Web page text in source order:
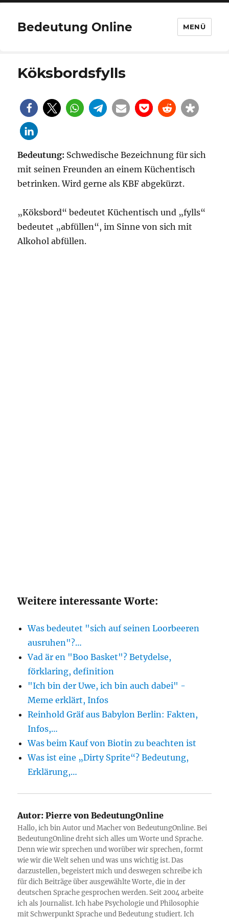
Bedeutung Online MENÜ
Köksbordsfylls
Bedeutung: Schwedische Bezeichnung für sich
mit seinen Freunden an einem Küchentisch
betrinken. Wird gerne als KBF abgekürzt.
„Köksbord“ bedeutet Küchentisch und „fylls“
bedeutet „abfüllen“, im Sinne von sich mit
Alkohol abfüllen.
Weitere interessante Worte:
Was bedeutet "sich auf seinen Loorbeeren
ausruhen"?…
Vad är en "Boo Basket"? Betydelse,
förklaring, definition
"Ich bin der Uwe, ich bin auch dabei" -
Meme erklärt, Infos
Reinhold Gräf aus Babylon Berlin: Fakten,
Infos,…
Was beim Kauf von Biotin zu beachten ist
Was ist eine „Dirty Sprite“? Bedeutung,
Erklärung,…
Autor: Pierre von BedeutungOnline
Hallo, ich bin Autor und Macher von BedeutungOnline. Bei
BedeutungOnline dreht sich alles um Worte und Sprache.
Denn wie wir sprechen und worüber wir sprechen, formt
wie wir die Welt sehen und was uns wichtig ist. Das
darzustellen, begeistert mich und deswegen schreibe ich
für dich Beiträge über ausgewählte Worte, die in der
deutschen Sprache gesprochen werden. Seit 2004 arbeite
ich als Journalist. Ich habe Psychologie und Philosophie
mit Schwerpunkt Sprache und Bedeutung studiert. Ich